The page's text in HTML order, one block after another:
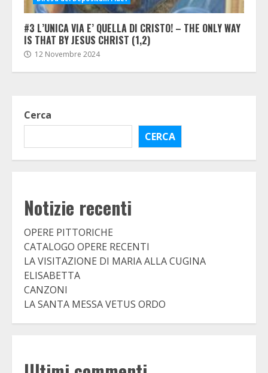
#3 L’UNICA VIA E’ QUELLA DI CRISTO! – THE ONLY WAY
IS THAT BY JESUS CHRIST (1,2)
12 Novembre 2024
Cerca
CERCA
Notizie recenti
OPERE PITTORICHE
CATALOGO OPERE RECENTI
LA VISITAZIONE DI MARIA ALLA CUGINA
ELISABETTA
CANZONI
LA SANTA MESSA VETUS ORDO